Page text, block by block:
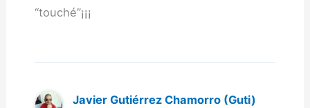
“touché”¡¡¡
Javier Gutiérrez Chamorro (Guti)